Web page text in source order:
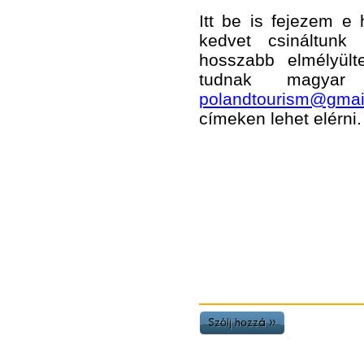
Itt be is fejezem e
kedvet
hosszabb
tudnak
címeken lehet elérni.